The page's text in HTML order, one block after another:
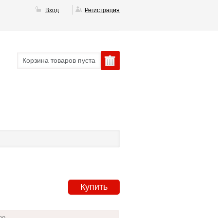
Вход Регистрация
Корзина товаров пуста
Купить